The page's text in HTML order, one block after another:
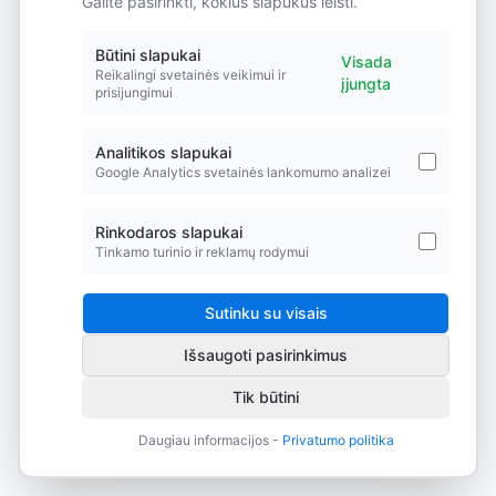
Būtini slapukai
Reikalingi svetainės veikimui ir
prisijungimui
Visada
įjungta
Analitikos slapukai
Google Analytics svetainės lankomumo analizei
Rinkodaros slapukai
Tinkamo turinio ir reklamų rodymui
Sutinku su visais
Išsaugoti pasirinkimus
Tik būtini
Daugiau informacijos - Privatumo politika